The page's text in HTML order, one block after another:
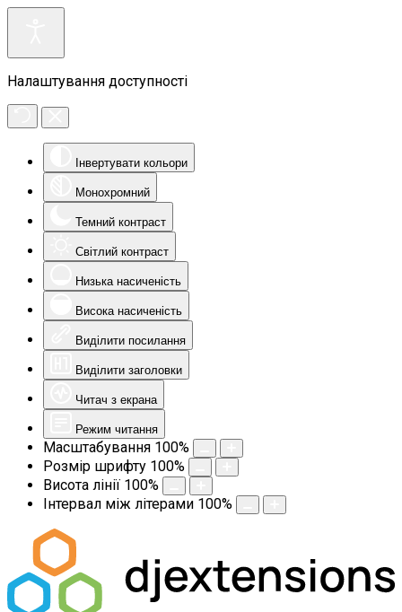
Налаштування доступності
Інвертувати кольори
Монохромний
Темний контраст
Світлий контраст
Низька насиченість
Висока насиченість
Виділити посилання
Виділити заголовки
Читач з екрана
Режим читання
Масштабування 100%
Розмір шрифту 100%
Висота лінії 100%
Інтервал між літерами 100%